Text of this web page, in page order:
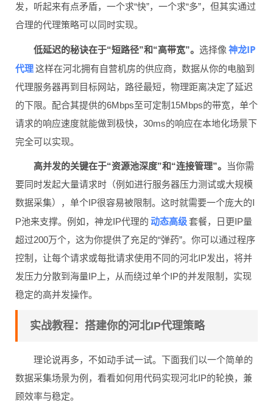
发，听起来有点矛盾，一个求“快”，一个求“多”，但其实通过
合理的代理策略可以同时实现。
低延迟的秘诀在于“短路径”和“高带宽”。 选择像 神龙IP
代理这样在河北拥有自营机房的供应商，数据从你的电脑到
代理服务器再到目标网站，路径最短，物理距离决定了延迟
的下限。配合其提供的6Mbps至可定制15Mbps的带宽，单个
请求的响应速度就能做到极快，30ms的响应在本地化场景下
完全可以实现。
高并发的关键在于“资源池深度”和“连接管理”。
当你需
要同时发起大量请求时（例如进行服务器压力测试或大规模
数据采集），单个IP很容易被限制。这时就需要一个庞大的I
P池来支撑。例如，神龙IP代理的 动态高级 套餐，日更IP量
超过200万个，这为你提供了充足的“弹药”。你可以通过程序
控制，让每个请求或每批请求使用不同的河北IP发出，将并
发压力分散到海量IP上，从而绕过单个IP的并发限制，实现
稳定的高并发操作。
实战教程：搭建你的河北IP代理策略
理论说再多，不如动手试一试。下面我们以一个简单的
数据采集场景为例，看看如何用代码实现河北IP的轮换，兼
顾效率与稳定。